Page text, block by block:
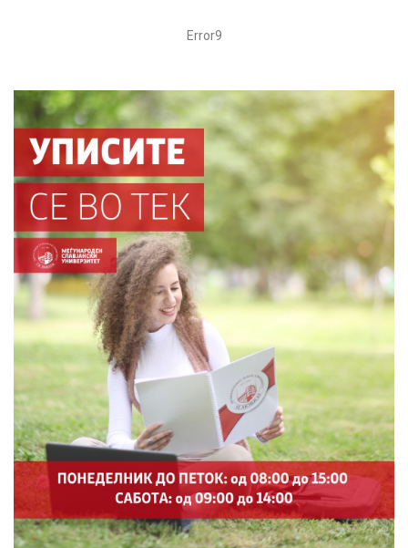
Error9